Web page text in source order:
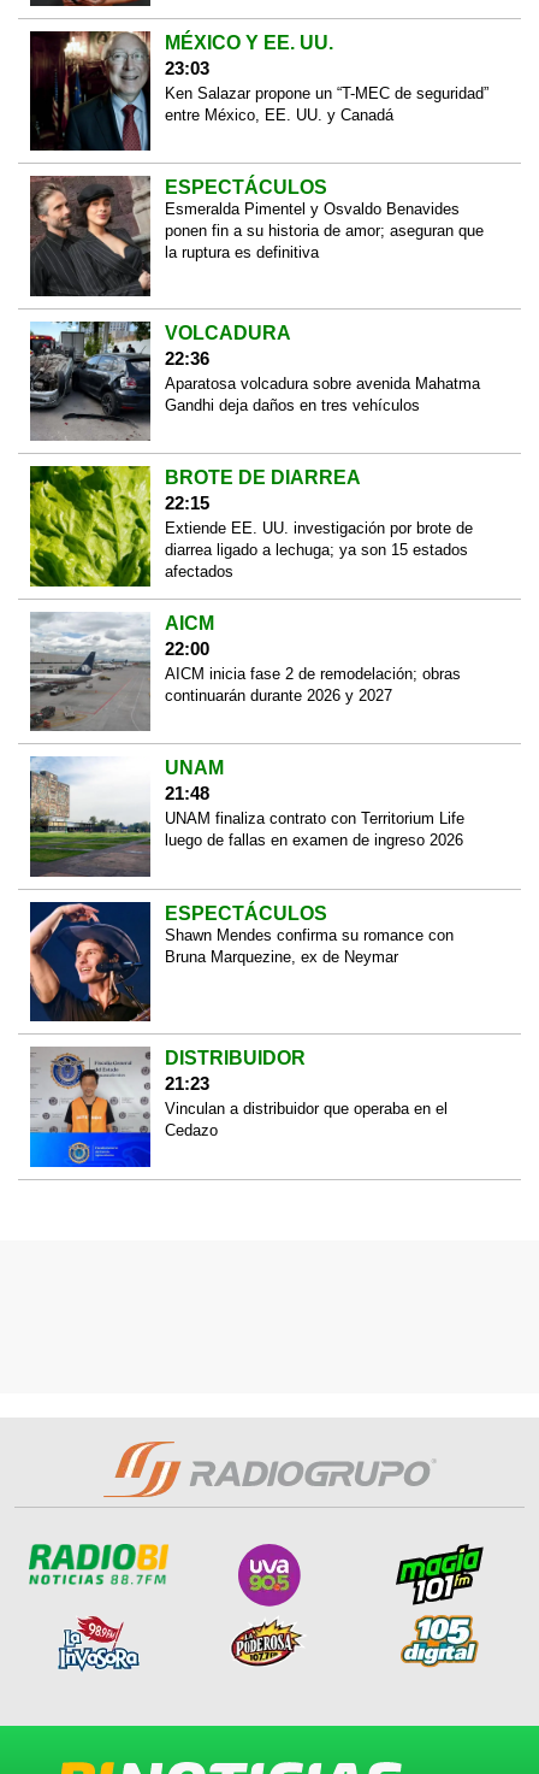
MÉXICO Y EE. UU.
23:03
Ken Salazar propone un “T-MEC de seguridad”
entre México, EE. UU. y Canadá
ESPECTÁCULOS
Esmeralda Pimentel y Osvaldo Benavides
ponen fin a su historia de amor; aseguran que
la ruptura es definitiva
VOLCADURA
22:36
Aparatosa volcadura sobre avenida Mahatma
Gandhi deja daños en tres vehículos
BROTE DE DIARREA
22:15
Extiende EE. UU. investigación por brote de
diarrea ligado a lechuga; ya son 15 estados
afectados
AICM
22:00
AICM inicia fase 2 de remodelación; obras
continuarán durante 2026 y 2027
UNAM
21:48
UNAM finaliza contrato con Territorium Life
luego de fallas en examen de ingreso 2026
ESPECTÁCULOS
Shawn Mendes confirma su romance con
Bruna Marquezine, ex de Neymar
DISTRIBUIDOR
21:23
Vinculan a distribuidor que operaba en el
Cedazo